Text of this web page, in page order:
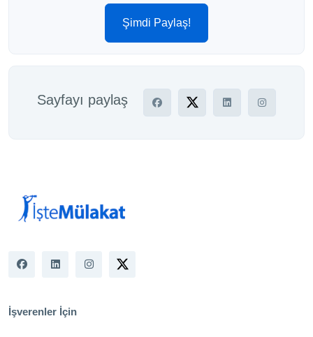
Şimdi Paylaş!
Sayfayı paylaş
İşverenler İçin